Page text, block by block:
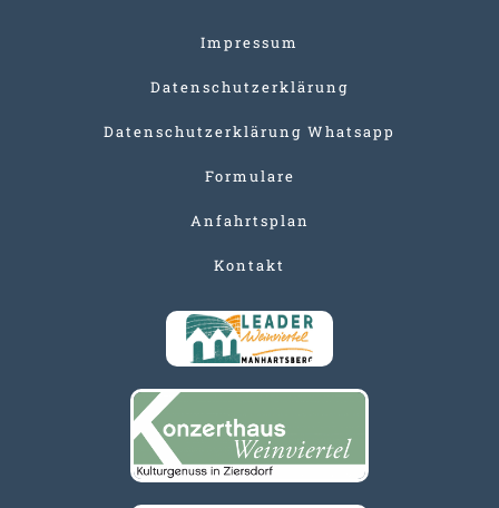
Impressum
Datenschutzerklärung
Datenschutzerklärung Whatsapp
Formulare
Anfahrtsplan
Kontakt